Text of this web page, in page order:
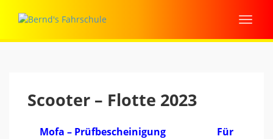
Scooter – Flotte 2023
Mofa – Prüfbescheinigung
Für